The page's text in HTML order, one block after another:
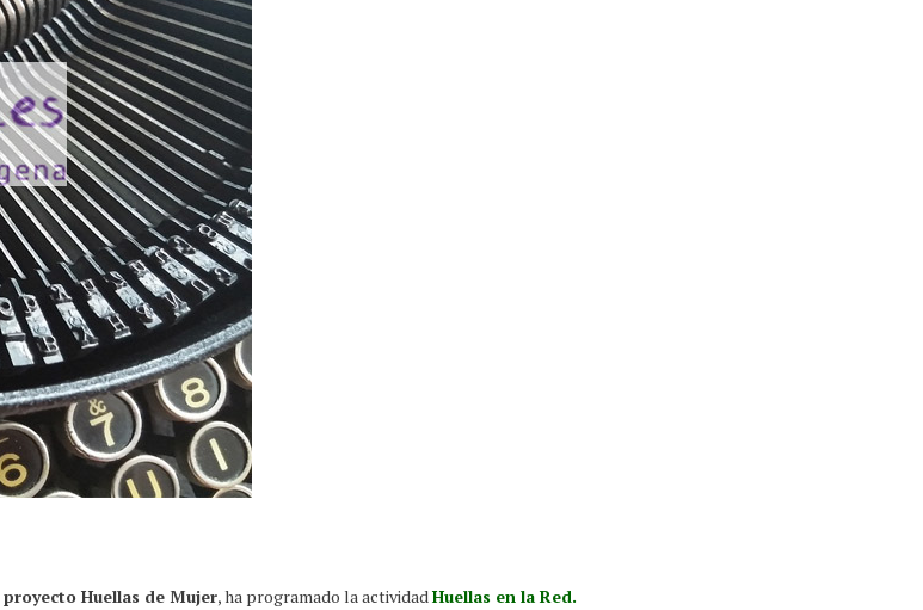
proyecto Huellas de Mujer, ha programado la actividadHuellas en la Red.